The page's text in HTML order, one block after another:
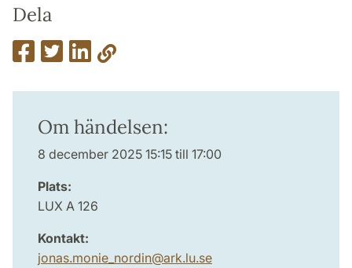
Dela
Om händelsen:
8 december 2025 15:15 till 17:00
Plats:
LUX A 126
Kontakt:
jonas.monie_nordin@ark.lu.se